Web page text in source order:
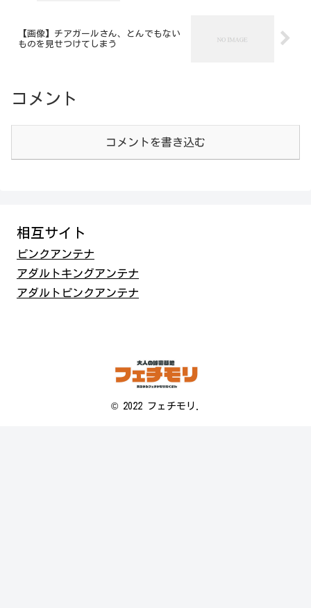
【画像】チアガールさん、とんでもない
ものを見せつけてしまう
コメント
コメントを書き込む
相互サイト
ピンクアンテナ
アダルトキングアンテナ
アダルトピンクアンテナ
© 2022 フェチモリ.